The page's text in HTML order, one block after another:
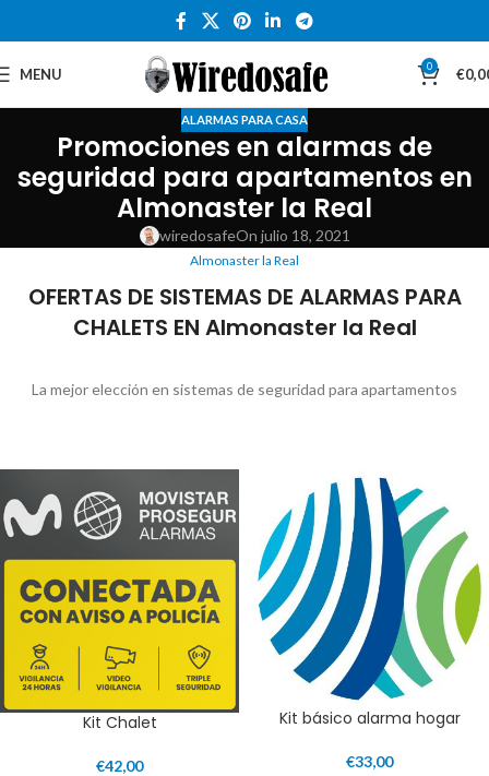
MENU 0 €
ALARMAS PARA CASA
Promociones en alarmas de
seguridad para apartamentos en
Almonaster la Real
wiredosafeOn julio 18, 2021
Almonaster la Real
OFERTAS DE SISTEMAS DE ALARMAS PARA
CHALETS EN Almonaster la Real
La mejor elección en sistemas de seguridad para apartamentos
Kit Chalet
€42,00
Kit básico alarma hogar
€33,00